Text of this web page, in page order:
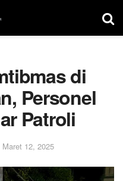
di
Personel
Patroli
Maret 12, 2025